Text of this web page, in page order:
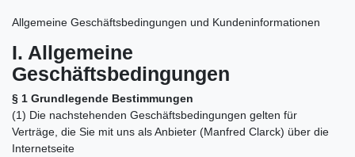
Allgemeine Geschäftsbedingungen und Kundeninformationen
I. Allgemeine
Geschäftsbedingungen
§ 1 Grundlegende Bestimmungen
(1) Die nachstehenden Geschäftsbedingungen gelten für
Verträge, die Sie mit uns als Anbieter (Manfred Clarck) über die
Internetseite